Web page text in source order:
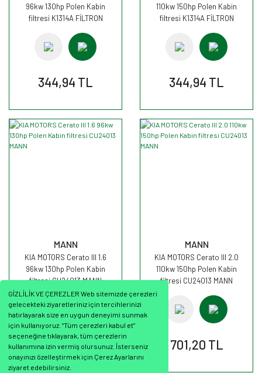
GİZLİLİK VE ÇEREZLER Web sitemizde çerezleri
gelecekteki ziyaretleriniz için tercihlerinizi
hatırlayarak size en uygun deneyimi sunmak
için kullanıyoruz. “Tüm çerezleri kabul et”
seçeneğine tıklayarak, tüm çerezlerin
kullanımına izin vermiş olursunuz. İsterseniz
onayınızı özelleştirmek için Çerez Ayarlarını
ziyaret edebilirsiniz.
96kw 130hp Polen Kabin
filtresi K1314A FİLTRON
344,94 TL
110kw 150hp Polen Kabin
filtresi K1314A FİLTRON
344,94 TL
MANN
KIA MOTORS Cerato III 1.6
96kw 130hp Polen Kabin
filtresi CU24013 MANN
701,20 TL
MANN
KIA MOTORS Cerato III 2.0
110kw 150hp Polen Kabin
filtresi CU24013 MANN
701,20 TL